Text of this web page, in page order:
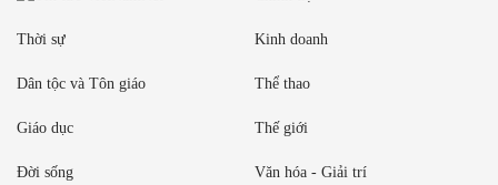
Thời sự Kinh doanh
Dân tộc và Tôn giáo Thể thao
Giáo dục Thế giới
Đời sống Văn hóa - Giải trí